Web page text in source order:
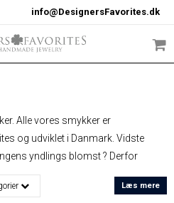
info@DesignersFavorites.dk
Alle vores smykker er
og udviklet i Danmark. Vidste
yndlings blomst ? Derfor
af blomsten. Du finder Daisy
sten og belægninger. Vi har
Læs mere